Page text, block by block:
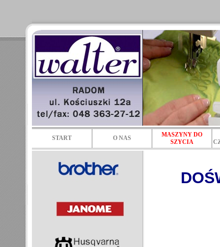
START O NAS
MASZYNY DO
SZYCIA